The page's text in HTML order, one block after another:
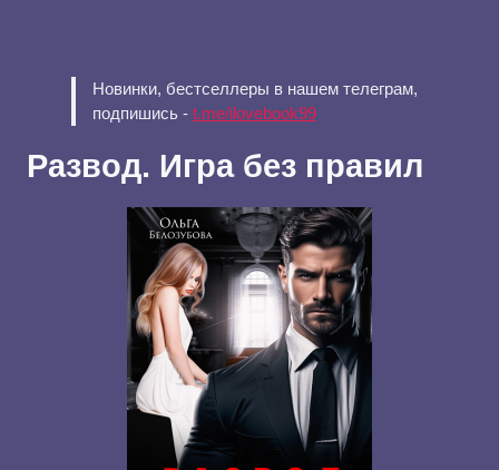
Новинки, бестселлеры в нашем телеграм,
подпишись - t.me/ilovebook99
Развод. Игра без правил